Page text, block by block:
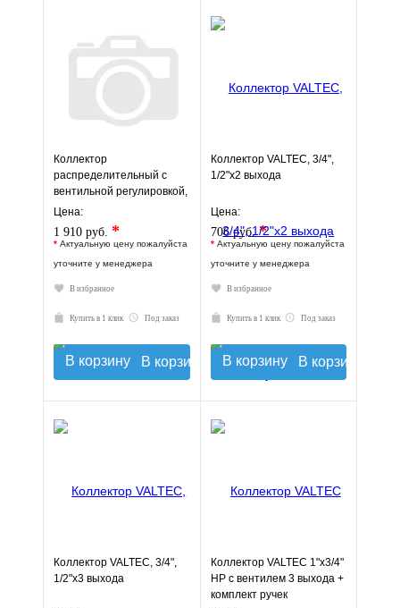
Коллектор
распределительный с
вентильной регулировкой,
2 выхода, "евроконус" 3/4"
- 2 выхода х 3/4"
Цена:
1 910 руб. *
* Актуальную цену пожалуйста
уточните у менеджера
В избранное
Купить в 1 клик Под заказ
В корзину
Коллектор VALTEC, 3/4",
1/2"х2 выхода
Цена:
706 руб.*
* Актуальную цену пожалуйста
уточните у менеджера
В избранное
Купить в 1 клик Под заказ
В корзину
Коллектор VALTEC, 3/4",
1/2"х3 выхода
Коллектор VALTEC 1"х3/4"
НР с вентилем 3 выхода +
комплект ручек